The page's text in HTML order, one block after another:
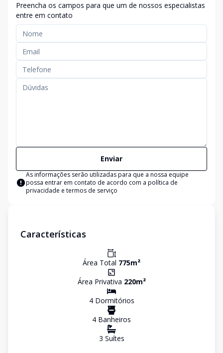
Preencha os campos para que um de nossos especialistas
entre em contato
Enviar
As informações serão utilizadas para que a nossa equipe
possa entrar em contato de acordo com a política de
privacidade e termos de serviço
Características
Área Total 775m²
Área Privativa 220m²
4Dormitórios
4 Banheiros
3 Suítes